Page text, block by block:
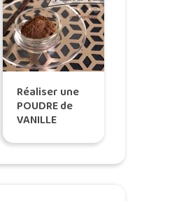
Réaliser une
POUDRE de
VANILLE
parfumée